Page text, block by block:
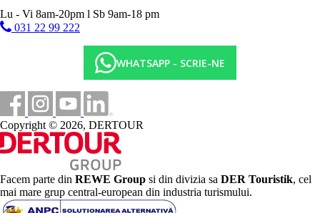
de catre client direct la receptia hotelului.
Taxa turistica
Incepand cu 2025, in Grecia exista obligatia de a plati taxa
climatica in functie de categoria de hotel. Taxa nu este inclusa in
tariful ofertei si va fi achitata de catre client la receptia hotelului.
Noile taxe de statiune in Grecia sunt (Aprilie – Octombrie): 5.00
€. Tarifele afisate sunt pe camera/noapte.
Distanţe
Centrul orasului
0 m
Lu - Vi 8am-20pm l Sb 9am-18 pm
031 22 99 222
WHATSAPP - SCRIE-NE
Copyright © 2026, DERTOUR
Facem parte din REWE Group si din divizia sa DER Touristik, cel
mai mare grup central-european din industria turismului.